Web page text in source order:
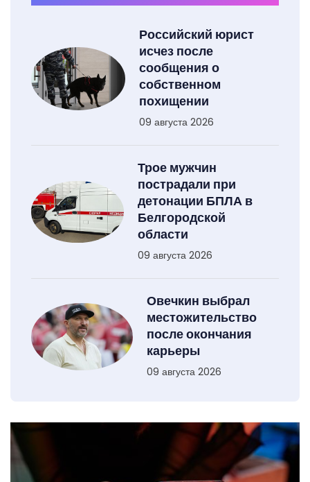
Российский юрист
исчез после
сообщения о
собственном
похищении
09 августа 2026
Трое мужчин
пострадали при
детонации БПЛА в
Белгородской
области
09 августа 2026
Овечкин выбрал
местожительство
после окончания
карьеры
09 августа 2026